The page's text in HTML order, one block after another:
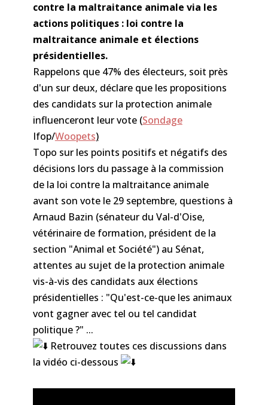
contre la maltraitance animale via les
actions politiques : loi contre la
maltraitance animale et élections
présidentielles.
Rappelons que 47% des électeurs, soit près
d'un sur deux, déclare que les propositions
des candidats sur la protection animale
influenceront leur vote (Sondage
Ifop/Woopets)
Topo sur les points positifs et négatifs des
décisions lors du passage à la commission
de la loi contre la maltraitance animale
avant son vote le 29 septembre, questions à
Arnaud Bazin (sénateur du Val-d'Oise,
vétérinaire de formation, président de la
section "Animal et Société") au Sénat,
attentes au sujet de la protection animale
vis-à-vis des candidats aux élections
présidentielles : "Qu'est-ce-que les animaux
vont gagner avec tel ou tel candidat
politique ?" ...
Retrouvez toutes ces discussions dans
la vidéo ci-dessous